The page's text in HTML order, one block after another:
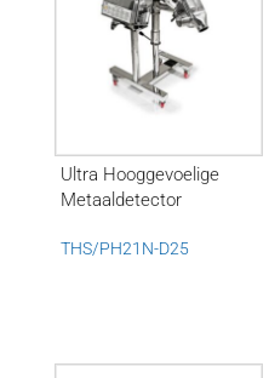
Ultra Hooggevoelige
Metaaldetector
THS/PH21N-D25